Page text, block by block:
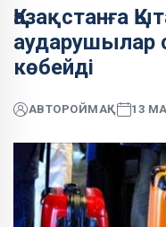
Қазақстанға
аударушылар
көбейді
АВТОРОЙМАҚ 13